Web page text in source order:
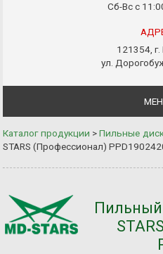
Сб-Вс с
121354,
ул.
Каталог продукции >Пильные
STARS (Профессионал)
Пильный